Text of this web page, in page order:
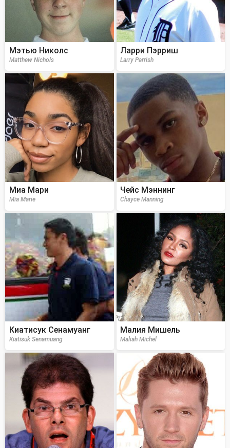
Мэтью Николс
Matthew Nichols
Ларри Пэрриш
Larry Parrish
Миа Мари
Mia Marie
Чейс Мэннинг
Chayce Manning
Киатисук Сенамуанг
Kiatisuk Senamuang
Малия Мишель
Maliah Michel